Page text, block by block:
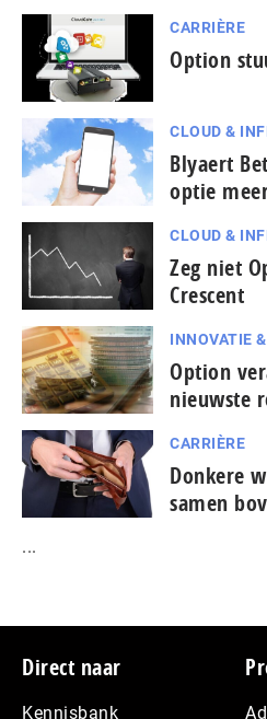
CARRIÈRE
Option
CLOUD &
Blyaert
optie
CLOUD &
Zeg niet
Crescent
INNOVATIE
Option
nieuwste
CARRIÈRE
Donkere
samen
...
Footer
Direct naar
Kennisbank